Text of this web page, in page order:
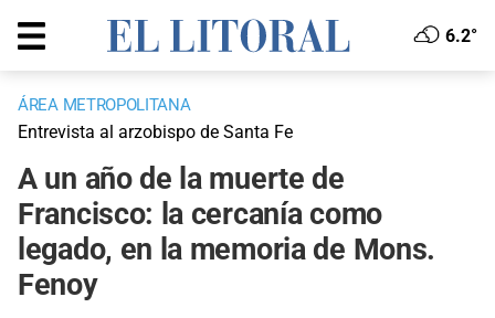
6.2°
ÁREA METROPOLITANA
Entrevista al arzobispo de Santa Fe
A un año de la muerte de
Francisco: la cercanía como
legado, en la memoria de Mons.
Fenoy